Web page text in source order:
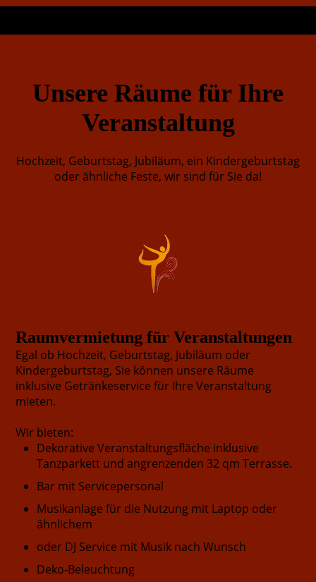
Unsere Räume für Ihre
Veranstaltung
Hochzeit, Geburtstag, Jubiläum, ein Kindergeburtstag
oder ähnliche Feste, wir sind für Sie da!
Raumvermietung für Veranstaltungen
Egal ob Hochzeit, Geburtstag, Jubiläum oder
Kindergeburtstag, Sie können unsere Räume
inklusive Getränkeservice für Ihre Veranstaltung
mieten.
Wir bieten:
Dekorative Veranstaltungsfläche inklusive
Tanzparkett und angrenzenden 32 qm Terrasse.
Bar mit Servicepersonal
Musikanlage für die Nutzung mit Laptop oder
ähnlichem
oder DJ Service mit Musik nach Wunsch
Deko-Beleuchtung